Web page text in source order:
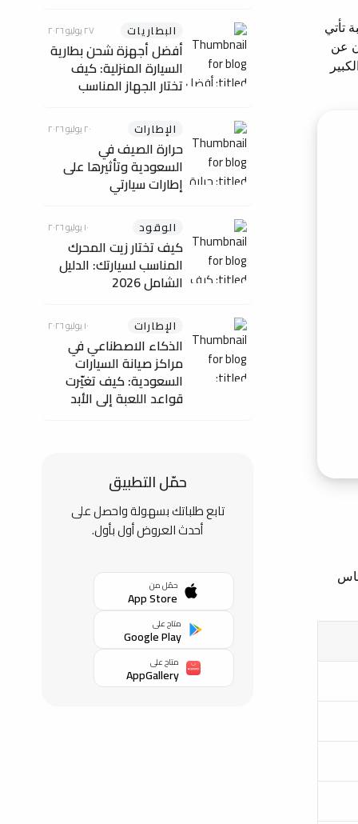
تأتي
عن
مقاس
البطاريات ٢٧ يوليو ٢٠٢٦
أفضل أجهزة شحن بطارية
السيارة المنزلية: كيف
تختار الجهاز المناسب
الإطارات ٢٠ يوليو ٢٠٢٦
حرارة الصيف في
السعودية وتأثيرها على
إطارات سيارتي
الوقود ١٠ يوليو ٢٠٢٦
كيف تختار زيت المحرك
المناسب لسيارتك: الدليل
الشامل 2026
الإطارات ١٠ يوليو ٢٠٢٦
الذكاء الاصطناعي في
مراكز صيانة السيارات
السعودية: كيف تغيّرت
قواعد اللعبة إلى الأبد
حمّل التطبيق
تابع طلباتك بسهولة واحصل على
أحدث العروض أول بأول.
حمّل من
App Store
متاح على
Google Play
متاح على
AppGallery